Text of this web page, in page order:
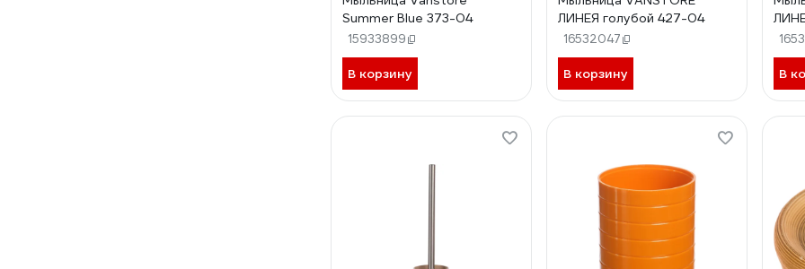
Summer Blue 373-04
15933899
В корзину
ЛИНЕЯ голубой 427-04
16532047
В корзину В